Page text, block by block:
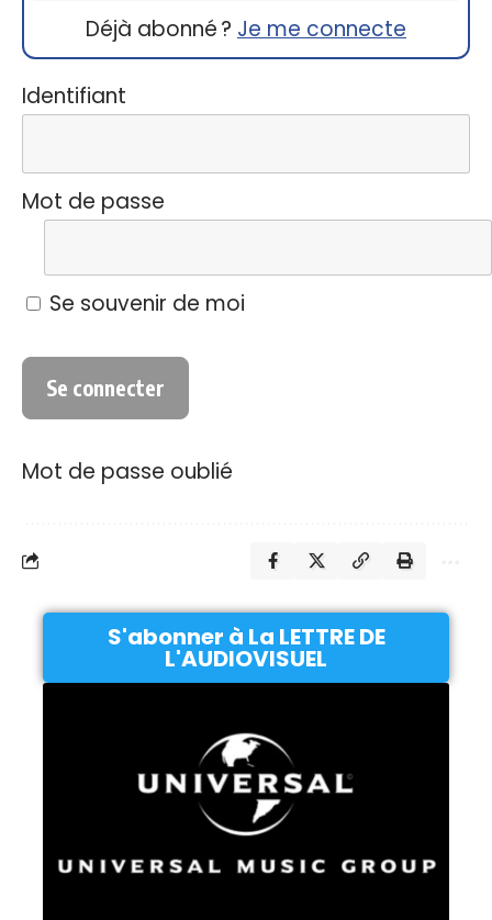
Déjà abonné ? Je me connecte
Identifiant
Mot de passe
Se souvenir de moi
Mot de passe oublié
S'abonner à La LETTRE DE
L'AUDIOVISUEL